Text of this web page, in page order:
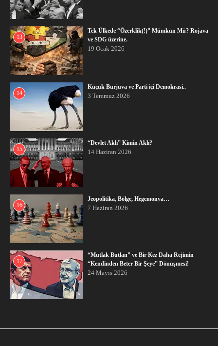
13
Tek Ülkede “Özerklik(!)” Mümkün Mü? Rojava
ve SDG üzerine.
19 Ocak 2026
14
Küçük Burjuva ve Parti içi Demokrasi..
3 Temmuz 2026
15
“Devlet Aklı” Kimin Aklı?
14 Haziran 2026
16
Jeopolitika, Bölge, Hegemonya…
7 Haziran 2026
17
“Mutlak Butlan” ve Bir Kez Daha Rejimin
“Kendinden Beter Bir Şeye” Dönüşmesi!
24 Mayıs 2026